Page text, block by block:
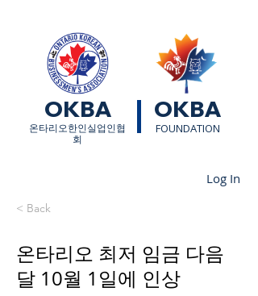
OKBA OKBA
​온타리오한인실업인협
회
FOUNDATION
Log In
< Back
온타리오 최저 임금 다음
달 10월 1일에 인상